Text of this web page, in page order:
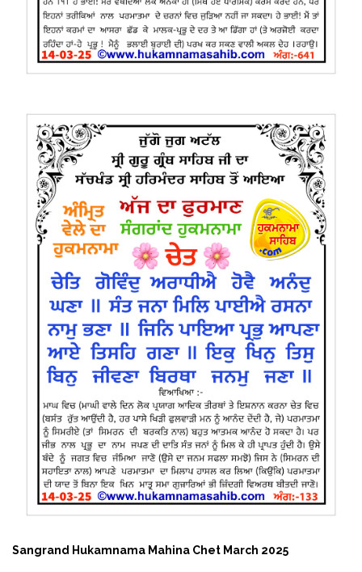
Sangrand Hukamnama Mahina Chet March 2025